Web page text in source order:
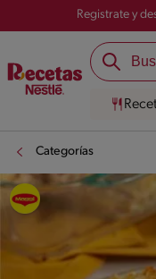
Registrate y
Categorías